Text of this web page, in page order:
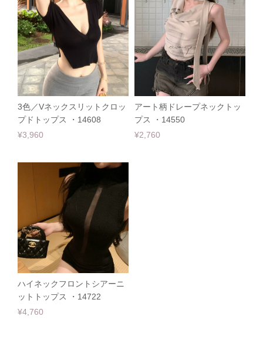
3色／Vネックスリットクロッ
プドトップス ・14608
¥3,960
アート柄ドレープネックトッ
プス ・14550
¥2,760
ハイネックフロントシアーニ
ットトップス ・14722
¥4,760